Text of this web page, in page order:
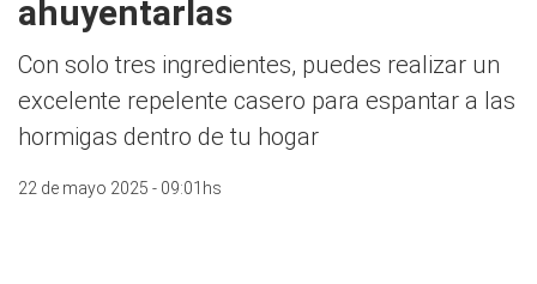
ahuyentarlas
Con solo tres ingredientes, puedes realizar un
excelente repelente casero para espantar a las
hormigas dentro de tu hogar
22 de mayo 2025 - 09:01hs